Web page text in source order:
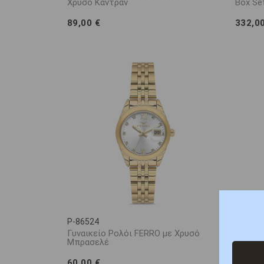
Χρυσό Καντράν
89,00 €
Box
P-86524
Γυναικείο Ρολόι FERRO με Χρυσό
Μπρασελέ